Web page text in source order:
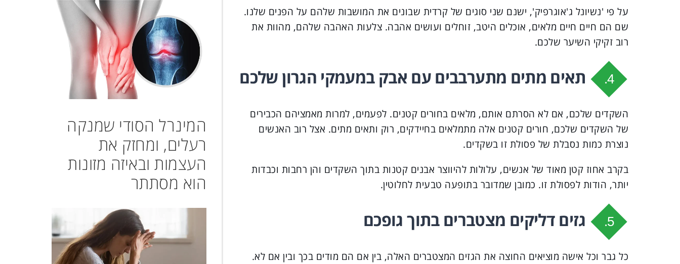
על פי 'נשיונל ג'אוגרפיק', ישנם שני סוגים של קרדית שבונים את המושבות שלהם על הפנים שלנו.
שם הם חיים חיים מלאים, אוכלים היטב, זוחלים ועושים אהבה. צלעות האהבה שלהם, מהוות את
רוב זקיקי השיער שלכם.
4. תאים מתים מתערבבים עם אבק במעמקי הגרון שלכם
השקדים שלכם, אם לא הסרתם אותם, מלאים בחורים קטנים. לפעמים, למרות מאמציהם הכבירים
של השקדים שלכם, חורים קטנים אלה מתמלאים בחיידקים, רוק ותאים מתים. אצל רוב האנשים
נוצרת כמות נסבלת של פסולת זו בשקדים.
בקרב אחוז קטן מאוד של אנשים, עלולות להיווצר אבנים קטנות בתוך השקדים והן רחבות וכבדות
יותר, הודות לפסולת זו. כמובן שמדובר בתופעה טבעית לחלוטין.
5. גזים דליקים מצטברים בתוך גופכם
כל גבר וכל אישה מוציאים החוצה את הגזים המצטברים האלה, בין אם הם מודים בכך ובין אם לא.
המינרל הסודי שמנקה
רעלים, ומחזק את
העצמות ובאיזה מזונות
הוא מסתתר